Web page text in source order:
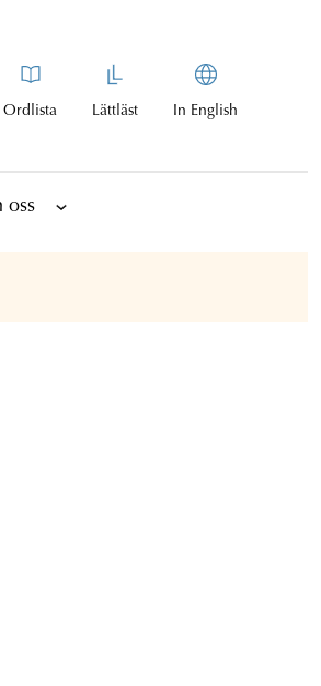
Ordlista Lättläst In English
oss